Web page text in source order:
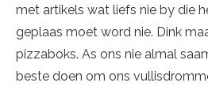
met artikels wat liefs nie by die
geplaas moet word nie. Dink
pizzaboks. As ons nie almal
beste doen om ons